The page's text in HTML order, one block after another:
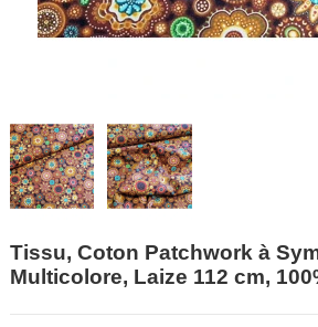
Tissu, Coton Patchwork à
Multicolore, Laize 112 cm,